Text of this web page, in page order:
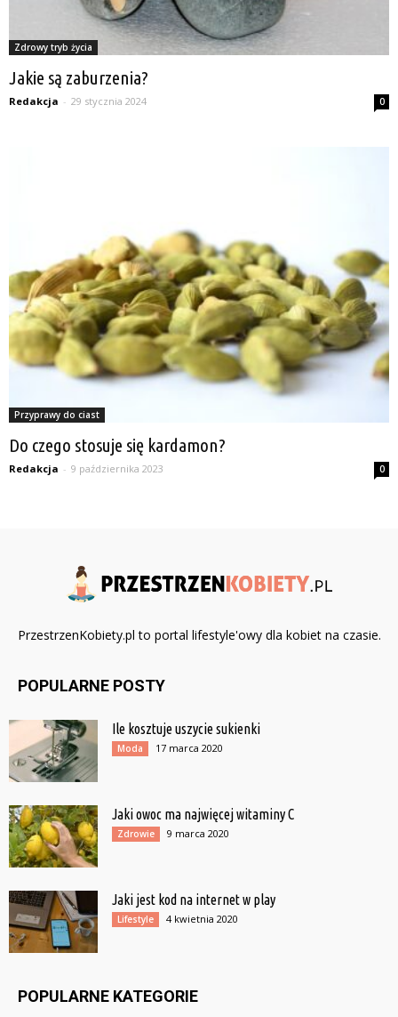
Zdrowy tryb życia
Jakie są zaburzenia?
Redakcja - 29 stycznia 2024 0
Przyprawy do ciast
Do czego stosuje się kardamon?
Redakcja - 9 października 2023 0
PrzestrzenKobiety.pl to portal lifestyle'owy dla kobiet na czasie.
POPULARNE POSTY
Ile kosztuje uszycie sukienki
Moda 17 marca 2020
Jaki owoc ma najwięcej witaminy C
Zdrowie 9 marca 2020
Jaki jest kod na internet w play
Lifestyle 4 kwietnia 2020
POPULARNE KATEGORIE